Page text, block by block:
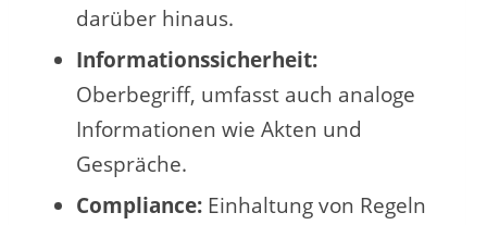
darüber hinaus.
Informationssicherheit:
Oberbegriff, umfasst auch analoge
Informationen wie Akten und
Gespräche.
Compliance: Einhaltung von Regeln